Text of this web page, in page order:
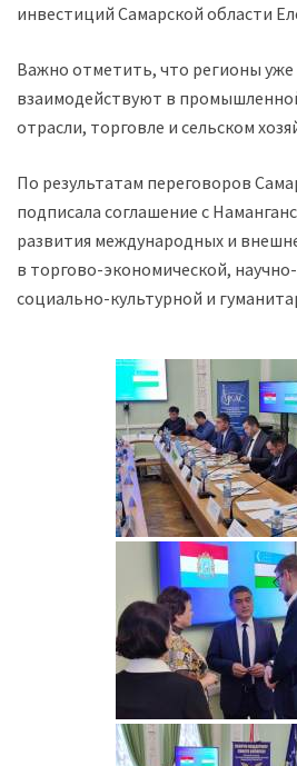
инвестиций Самарской области
Важно отметить, что регионы уже
взаимодействуют в
отрасли, торговле и сельском
По результатам переговоров
подписала соглашение с
развития международных и
в торгово-экономической,
социально-культурной и